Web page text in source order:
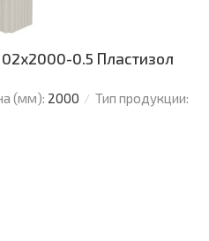
0.5 Пластизол
(мм): 2000
Тип продукции: